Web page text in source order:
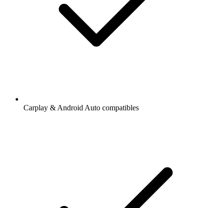
Carplay & Android Auto compatibles